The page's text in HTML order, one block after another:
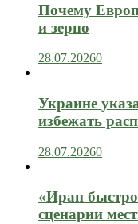
Почему
и зерно
28.07.20260
Украине
избежать
28.07.20260
«Иран быстро
сценарии